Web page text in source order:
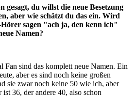
gesagt, du willst die neue Besetzung
aber wie schätzt du das ein. Wird
sagen "ach ja, den kenn ich"
Namen?
Fan sind das komplett neue Namen. Ein
aber es sind noch keine großen
sie zwar noch keine 50 wie ich, aber
36, der andere 40, also schon